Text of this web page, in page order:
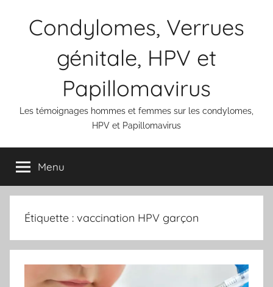
Condylomes, Verrues
génitale, HPV et
Papillomavirus
Les témoignages hommes et femmes sur les condylomes,
HPV et Papillomavirus
Menu
Étiquette : vaccination HPV garçon